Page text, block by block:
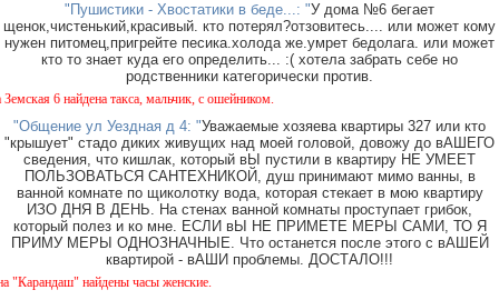
"Пушистики - Хвостатики в беде...: "У дома №6 бегает
щенок,чистенький,красивый. кто потерял?отзовитесь.... или может кому
нужен питомец,пригрейте песика.холода же.умрет бедолага. или может
кто то знает куда его определить... :( хотела забрать себе но
родственники категорически против.
6 найдена такса, мальчик, с ошейником.
"Общение ул Уездная д 4: "Уважаемые хозяева квартиры 327 или кто
"крышует" стадо диких живущих над моей головой, довожу до вАШЕГО
сведения, что кишлак, который вЫ пустили в квартиру НЕ УМЕЕТ
ПОЛЬЗОВАТЬСЯ САНТЕХНИКОЙ, душ принимают мимо ванны, в
ванной комнате по щиколотку вода, которая стекает в мою квартиру
ИЗО ДНЯ В ДЕНЬ. На стенах ванной комнаты проступает грибок,
который полез и ко мне. ЕСЛИ вЫ НЕ ПРИМЕТЕ МЕРЫ САМИ, ТО Я
ПРИМУ МЕРЫ ОДНОЗНАЧНЫЕ. Что останется после этого с вАШЕЙ
квартирой - вАШИ проблемы. ДОСТАЛО!!!
найдены часы женские.